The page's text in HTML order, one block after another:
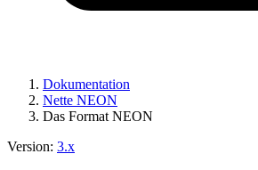
Dokumentation
Nette NEON
Das Format NEON
Version: 3.x